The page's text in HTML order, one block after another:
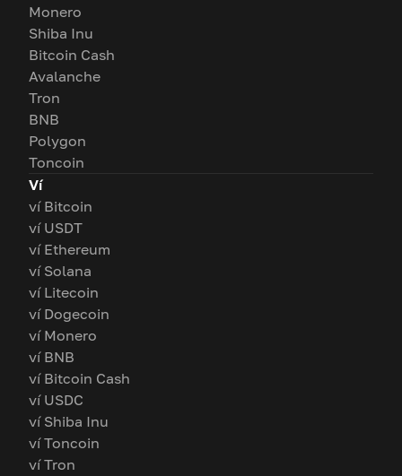
Monero
Shiba Inu
Bitcoin Cash
Avalanche
Tron
BNB
Polygon
Toncoin
Ví
ví Bitcoin
ví USDT
ví Ethereum
ví Solana
ví Litecoin
ví Dogecoin
ví Monero
ví BNB
ví Bitcoin Cash
ví USDC
ví Shiba Inu
ví Toncoin
ví Tron